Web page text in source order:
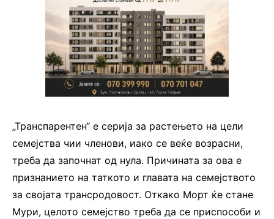
„Транспарентен“ е серија за растењето на цели
семејства чии членови, иако се веќе возрасни,
треба да започнат од нула. Причината за ова е
признанието на таткото и главата на семејството
за својата трансродовост. Откако Морт ќе стане
Мури, целото семејство треба да се приспособи и